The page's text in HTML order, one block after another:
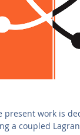
present work is
a coupled